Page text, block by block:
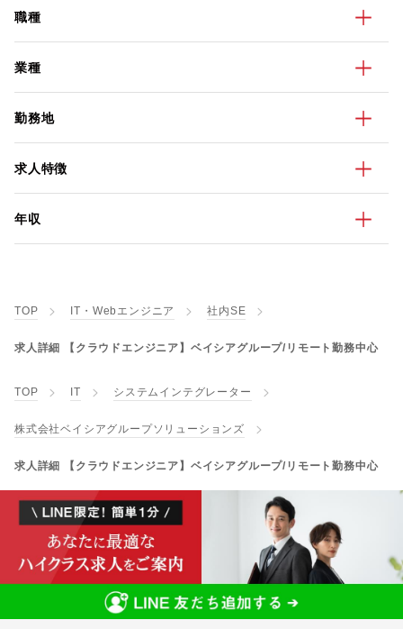
職種
業種
勤務地
求人特徴
年収
TOP IT・Webエンジニア 社内SE
求人詳細 【クラウドエンジニア】ベイシアグループ/リモート勤務中心
TOP IT システムインテグレーター
株式会社ベイシアグループソリューションズ
求人詳細 【クラウドエンジニア】ベイシアグループ/リモート勤務中心